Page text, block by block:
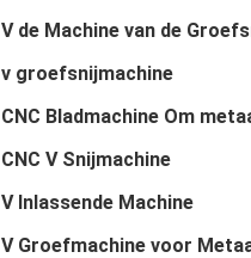
V de Machine van de
v groefsnijmachine
CNC V Snijmachine
V Inlassende Machine
V Groefmachine voor